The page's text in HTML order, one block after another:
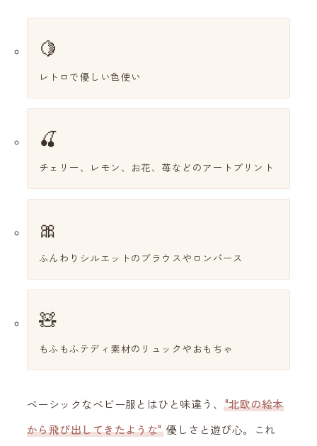
🍋
レトロで優しい色使い
🍒
チェリー、レモン、お花、苺などのアートプリント
🎀
ふんわりシルエットのブラウスやロンパース
🧸
もふもふテディ素材のリュックやおもちゃ
ベーシックなベビー服とはひと味違う、"北欧の絵本
から飛び出してきたような"優しさと遊び心。これ